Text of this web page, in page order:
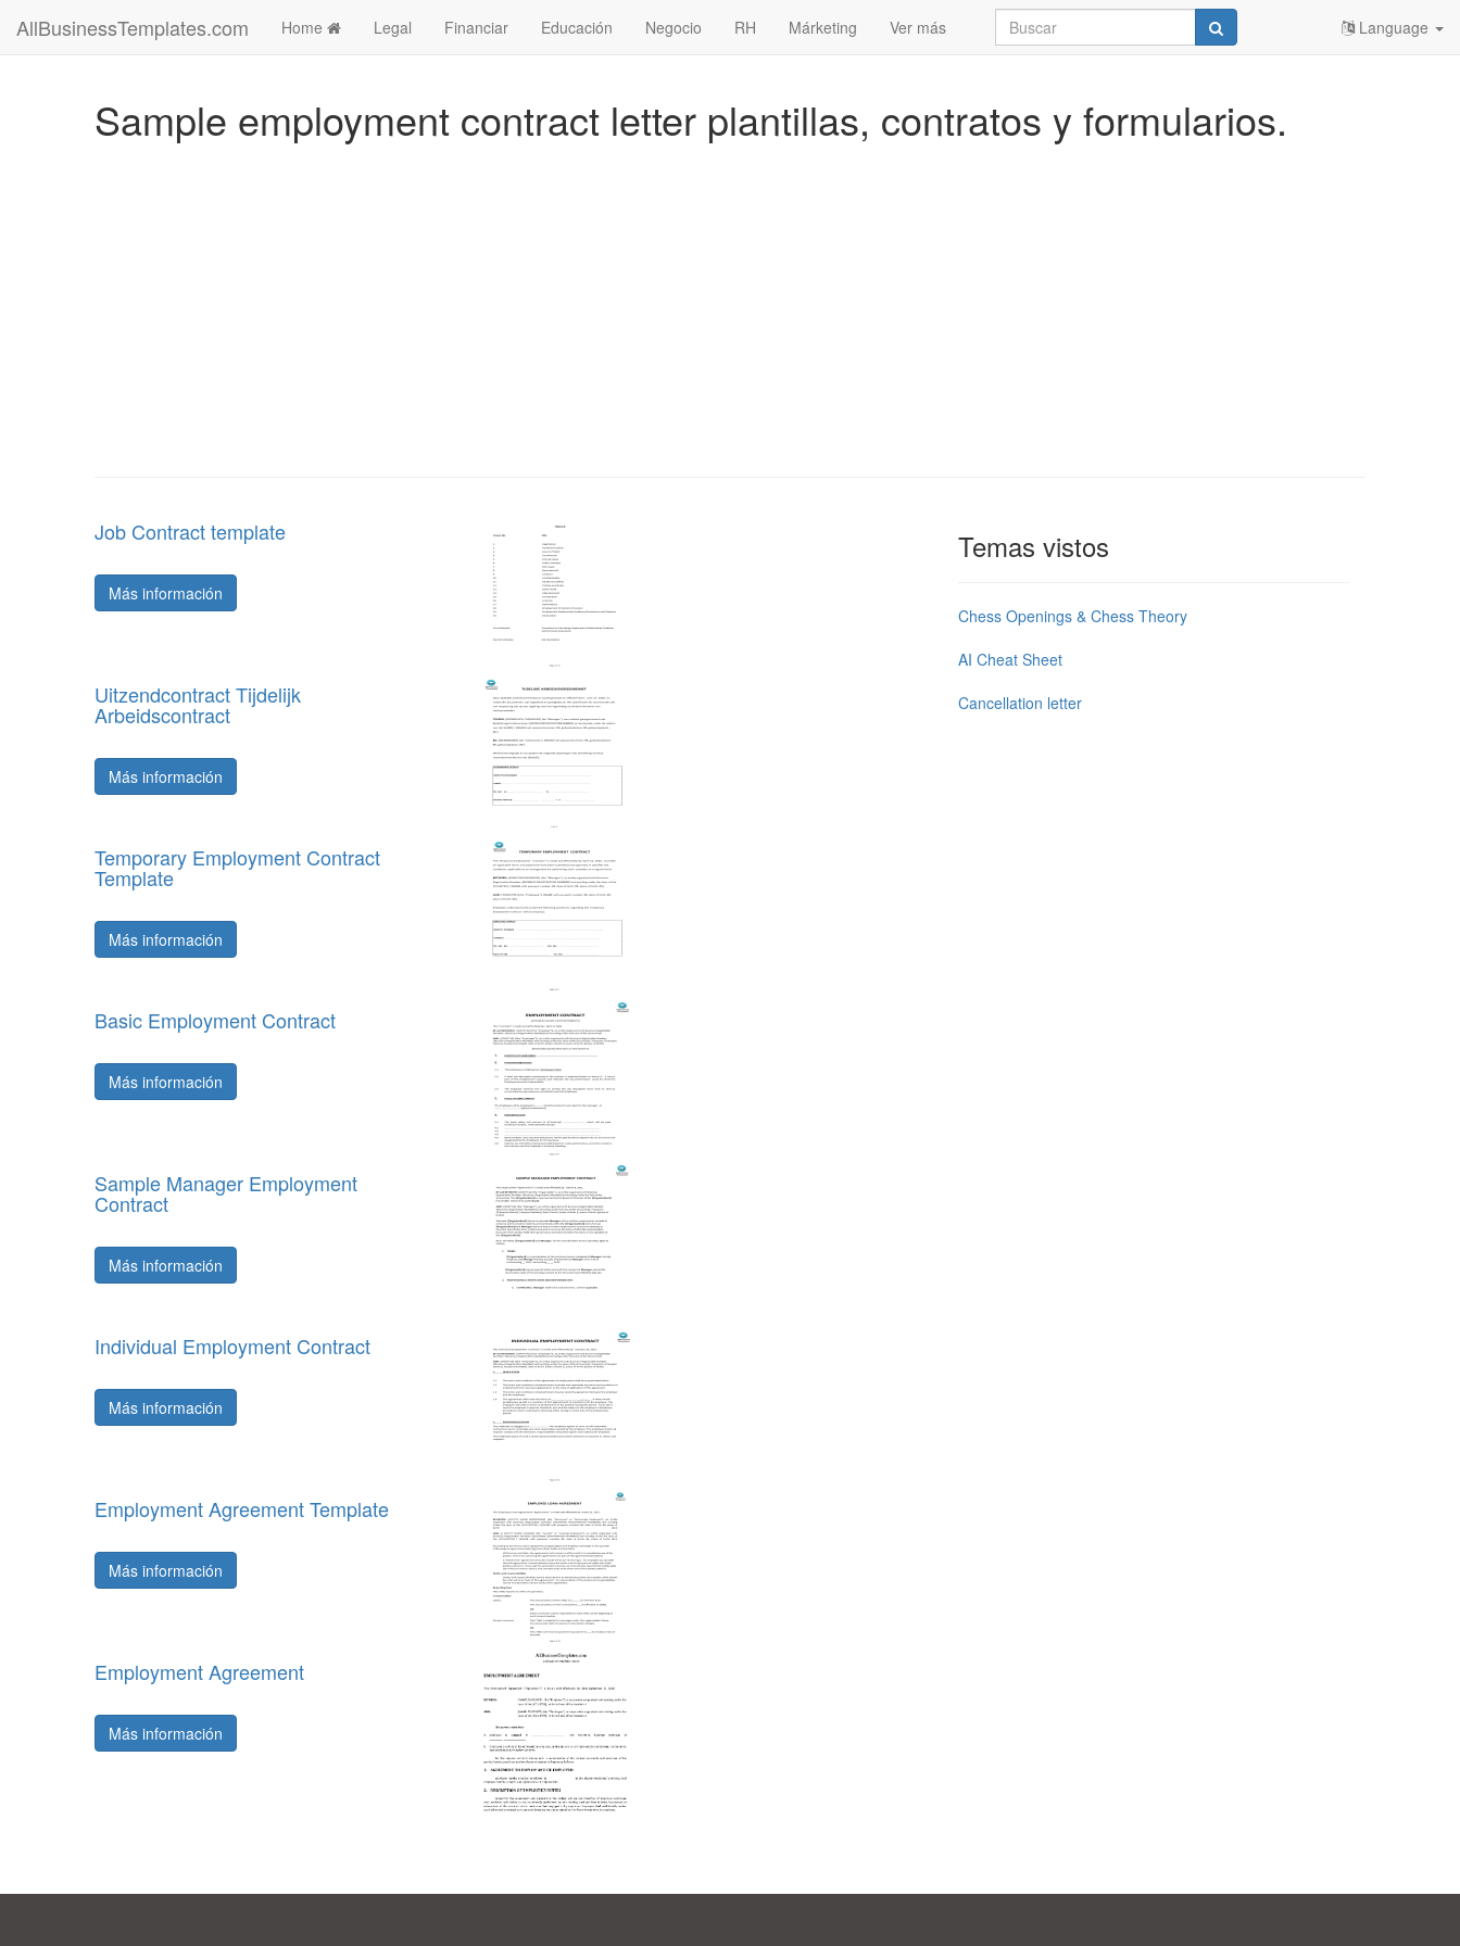
AllBusinessTemplates.com Home Legal Financiar Educación Negocio RH Márketing Ver más Language
Sample employment contract letter plantillas, contratos y formularios.
Job Contract template
Más información
Uitzendcontract Tijdelijk
Arbeidscontract
Más información
Temporary Employment Contract
Template
Más información
Basic Employment Contract
Más información
Sample Manager Employment
Contract
Más información
Individual Employment Contract
Más información
Employment Agreement Template
Más información
Employment Agreement
Más información
Temas vistos
Chess Openings & Chess Theory
AI Cheat Sheet
Cancellation letter